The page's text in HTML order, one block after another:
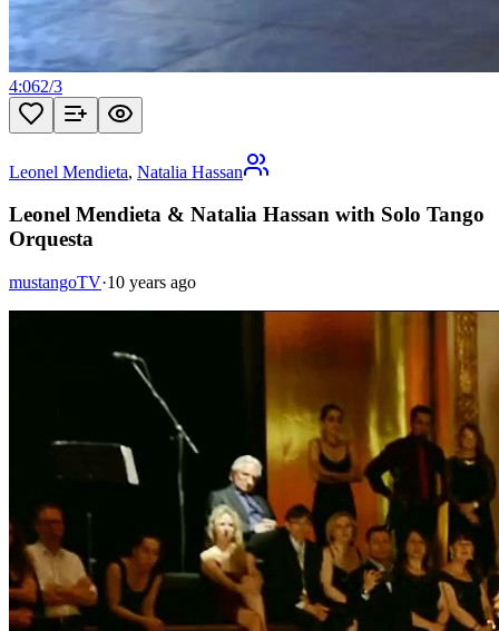
4:062/3
Leonel Mendieta, Natalia Hassan
Leonel Mendieta & Natalia Hassan with Solo Tango
Orquesta
mustangoTV·10 years ago